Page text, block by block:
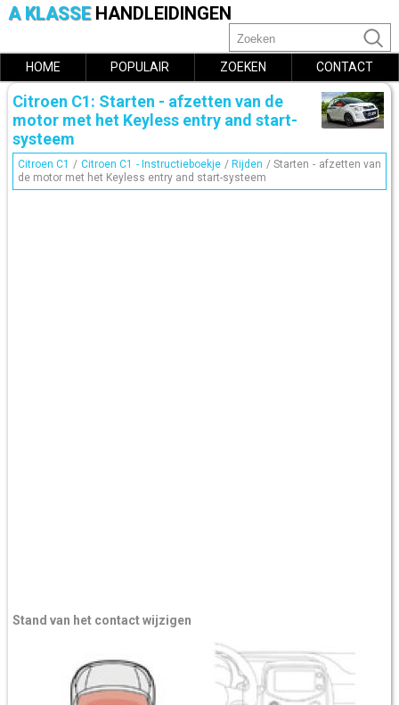
A KLASSE HANDLEIDINGEN
HOME POPULAIR ZOEKEN CONTACT
Citroen C1: Starten - afzetten van de
motor met het Keyless entry and start-
systeem
Citroen C1 / Citroen C1 - Instructieboekje / Rijden / Starten - afzetten van
de motor met het Keyless entry and start-systeem
Stand van het contact wijzigen